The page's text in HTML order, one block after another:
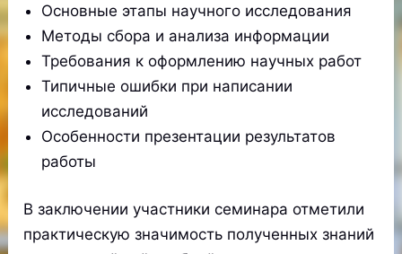
Основные этапы научного исследования
Методы сбора и анализа информации
Требования к оформлению научных работ
Типичные ошибки при написании
исследований
Особенности презентации результатов
работы
В заключении участники семинара отметили
практическую значимость полученных знаний